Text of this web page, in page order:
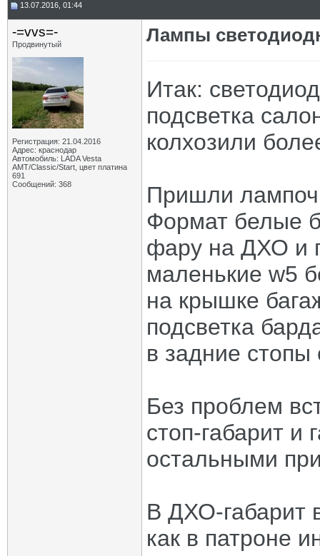
13.07.2016, 01:44
-=vvs=-
Продвинутый
Регистрация: 21.04.2016
Адрес: краснодар
Автомобиль: LADA Vesta
АМТ/Classic/Start, цвет платина
691
Сообщений: 368
Лампы
Итак:
подсветка
колхозили
Пришли
Формат белые
фару на ДХО и
маленькие w5
на крышке
подсветка
в задние стопы
Без проблем
стоп-габарит и
остальными
В ДХО-габарит
как в патроне